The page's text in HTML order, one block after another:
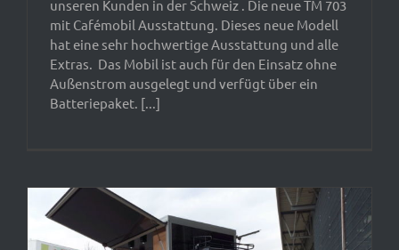
unseren Kunden in der Schweiz . Die neue TM 703
mit Cafémobil Ausstattung. Dieses neue Modell
hat eine sehr hochwertige Ausstattung und alle
Extras. Das Mobil ist auch für den Einsatz ohne
Außenstrom ausgelegt und verfügt über ein
Batteriepaket. [...]